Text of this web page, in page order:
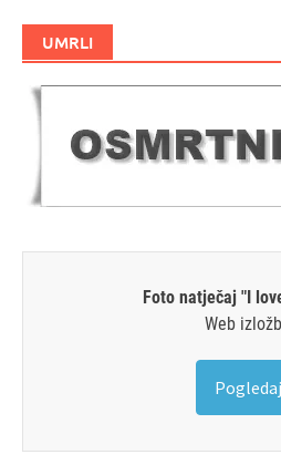
UMRLI
Foto natječaj "I
Web
Pogledaj